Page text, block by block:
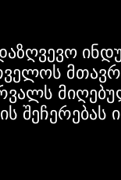
შეჩერებას